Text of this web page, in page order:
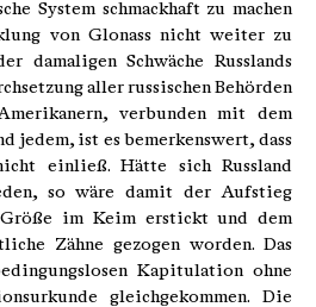
System schmackhaft zu machen
von Glonass nicht weiter zu
damaligen Schwäche Russlands
aller russischen Behörden
verbunden mit dem
jedem, ist es bemerkenswert, dass
einließ. Hätte sich Russland
so wäre damit der Aufstieg
Größe im Keim erstickt und dem
Zähne gezogen worden. Das
Kapitulation ohne
gleichgekommen. Die